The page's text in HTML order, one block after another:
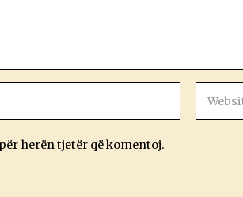
herën tjetër që komentoj.